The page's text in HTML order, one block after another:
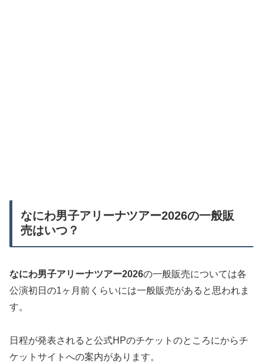
なにわ男子アリーナツアー2026の一般販
売はいつ？
なにわ男子アリーナツアー2026の一般販売については各
公演初日の1ヶ月前くらいには一般販売があると思われま
す。
日程が発表されると公式HPのチケットのところにからチ
ケットサイトへの案内があります。